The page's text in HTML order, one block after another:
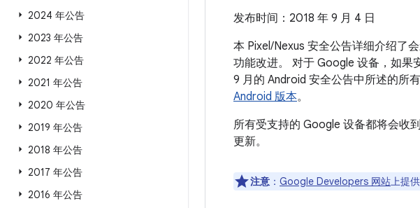
2024 年公告
2023 年公告
2022 年公告
2021 年公告
2020 年公告
2019 年公告
2018 年公告
2017 年公告
2016 年公告
发布时间：2018 年 9 月 4 日
本 Pixel/Nexus 安全公告详细介绍了
功能改进。 对于 Google 设备，如
9 月的 Android 安全公告中所述的所
Android 版本。
所有受支持的 Google 设备都将会收
更新。
注意 ： Google Developers 网站上提